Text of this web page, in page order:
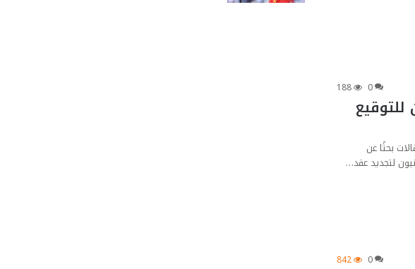
0
188
بحثًا عن
0
842